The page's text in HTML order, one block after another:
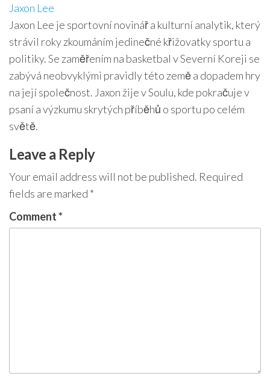
Jaxon Lee
Jaxon Lee je sportovní novinář a kulturní analytik, který
strávil roky zkoumáním jedinečné křižovatky sportu a
politiky. Se zaměřením na basketbal v Severní Koreji se
zabývá neobvyklými pravidly této země a dopadem hry
na její společnost. Jaxon žije v Soulu, kde pokračuje v
psaní a výzkumu skrytých příběhů o sportu po celém
světě.
Leave a Reply
Your email address will not be published. Required
fields are marked *
Comment*